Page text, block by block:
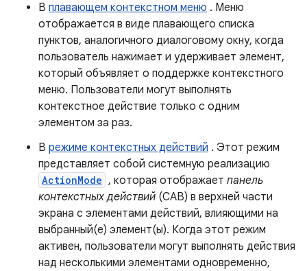
В плавающем контекстном меню . Меню
отображается в виде плавающего списка
пунктов, аналогичного диалоговому окну, когда
пользователь нажимает и удерживает элемент,
который объявляет о поддержке контекстного
меню. Пользователи могут выполнять
контекстное действие только с одним
элементом за раз.
В режиме контекстных действий . Этот режим
представляет собой системную реализацию
ActionMode , которая отображает панель
контекстных действий (CAB) в верхней части
экрана с элементами действий, влияющими на
выбранный(е) элемент(ы). Когда этот режим
активен, пользователи могут выполнять действия
над несколькими элементами одновременно,